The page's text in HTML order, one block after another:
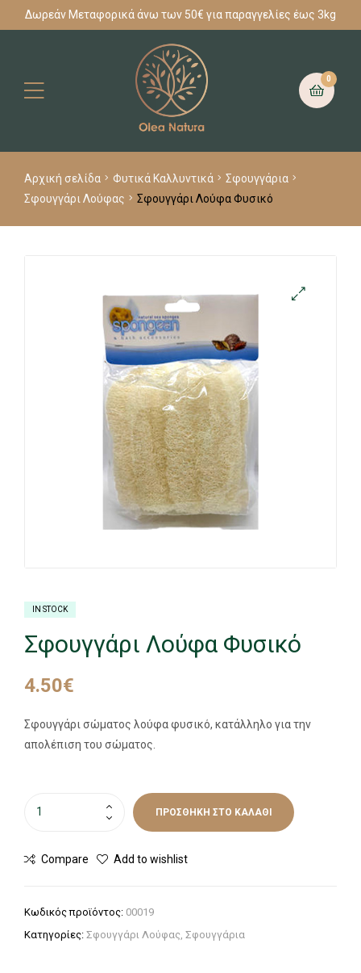
Δωρεάν Μεταφορικά άνω των 50€ για παραγγελίες έως 3kg
0
Αρχική σελίδα Φυτικά Καλλυντικά
Σφουγγάρια
Σφουγγάρι Λούφας
Σφουγγάρι Λούφα Φυσικό
IN STOCK
Σφουγγάρι Λούφα Φυσικό
4.50€
Σφουγγάρι σώματος λούφα φυσικό, κατάλληλο για την
απολέπιση του σώματος.
ΠΡΟΣΘΉΚΗ ΣΤΟ ΚΑΛΆΘΙ
Compare Add to wishlist
Κωδικός προϊόντος: 00019
Κατηγορίες: Σφουγγάρι Λούφας, Σφουγγάρια